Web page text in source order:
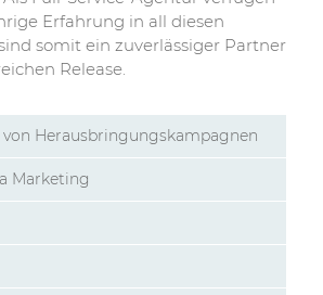
Erfahrung in all diesen
somit ein zuverlässiger Partner
Release.
Herausbringungskampagnen
Marketing